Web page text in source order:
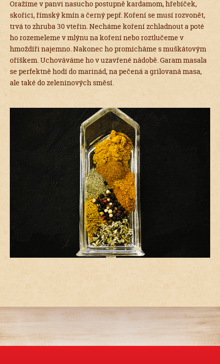
Oražíme v panvi nasucho postupně kardamom, hřebíček,
skořici, římský kmín a černý pepř. Koření se musí rozvonět,
trvá to zhruba 30 vteřin. Necháme koření zchladnout a poté
ho rozemeleme v mlýnu na koření nebo roztlučeme v
hmoždíři najemno. Nakonec ho promícháme s muškátovým
oříškem. Uchováváme ho v uzavřené nádobě. Garam masala
se perfektně hodí do marinád, na pečená a grilovaná masa,
ale také do zeleninových směsí.